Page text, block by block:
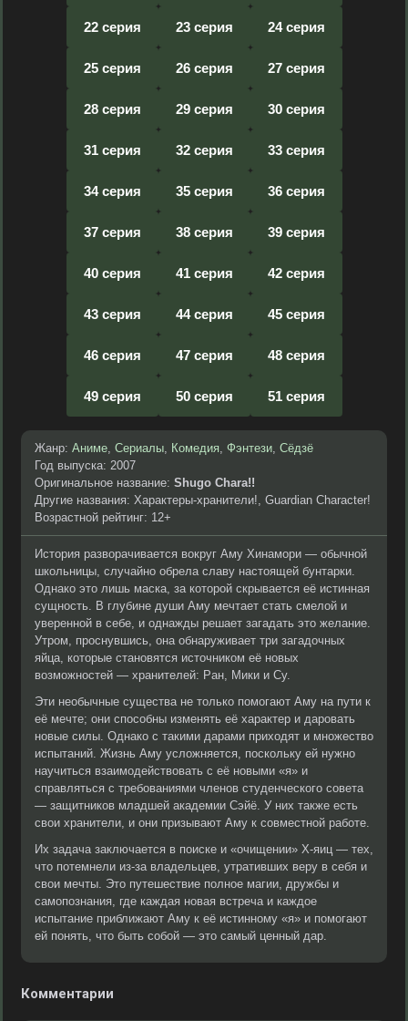
22 серия 23 серия 24 серия
25 серия 26 серия 27 серия
28 серия 29 серия 30 серия
31 серия 32 серия 33 серия
34 серия 35 серия 36 серия
37 серия 38 серия 39 серия
40 серия 41 серия 42 серия
43 серия 44 серия 45 серия
46 серия 47 серия 48 серия
49 серия 50 серия 51 серия
Жанр: Аниме, Сериалы, Комедия, Фэнтези, Сёдзё
Год выпуска: 2007
Оригинальное название: Shugo Chara!!
Другие названия: Характеры-хранители!, Guardian Character!
Возрастной рейтинг: 12+
История разворачивается вокруг Аму Хинамори — обычной
школьницы, случайно обрела славу настоящей бунтарки.
Однако это лишь маска, за которой скрывается её истинная
сущность. В глубине души Аму мечтает стать смелой и
уверенной в себе, и однажды решает загадать это желание.
Утром, проснувшись, она обнаруживает три загадочных
яйца, которые становятся источником её новых
возможностей — хранителей: Ран, Мики и Су.
Эти необычные существа не только помогают Аму на пути к
её мечте; они способны изменять её характер и даровать
новые силы. Однако с такими дарами приходят и множество
испытаний. Жизнь Аму усложняется, поскольку ей нужно
научиться взаимодействовать с её новыми «я» и
справляться с требованиями членов студенческого совета
— защитников младшей академии Сэйё. У них также есть
свои хранители, и они призывают Аму к совместной работе.
Их задача заключается в поиске и «очищении» Х-яиц — тех,
что потемнели из-за владельцев, утративших веру в себя и
свои мечты. Это путешествие полное магии, дружбы и
самопознания, где каждая новая встреча и каждое
испытание приближают Аму к её истинному «я» и помогают
ей понять, что быть собой — это самый ценный дар.
Комментарии